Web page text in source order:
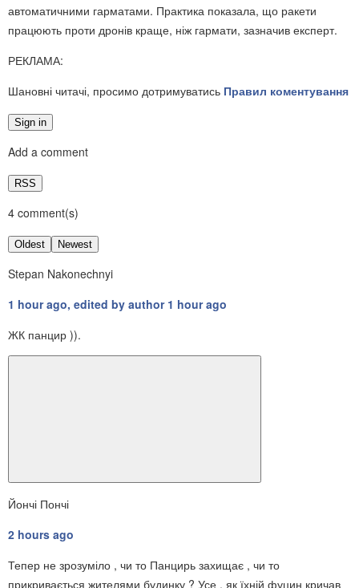
автоматичними гарматами. Практика показала, що ракети
працюють проти дронів краще, ніж гармати, зазначив експерт.
РЕКЛАМА:
Шановні читачі, просимо дотримуватись Правил коментування
Sign in
Add a comment
RSS
4 comment(s)
Oldest Newest
Stepan Nakonechnyi
1 hour ago, edited by author 1 hour ago
ЖК панцир )).
Йончі Пончі
2 hours ago
Тепер не зрозуміло , чи то Панцирь захищає , чи то
прикривається жителями будинку ? Усе , як їхній фуцин кричав